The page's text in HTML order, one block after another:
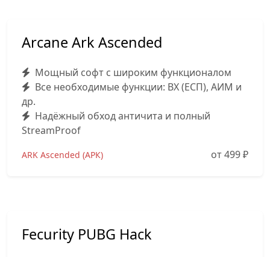
Arcane Ark Ascended
Мощный софт с широким функционалом
Все необходимые функции: ВХ (ЕСП), АИМ и
др.
Надёжный обход античита и полный
StreamProof
ARK Ascended (АРК) от 499₽
Fecurity PUBG Hack